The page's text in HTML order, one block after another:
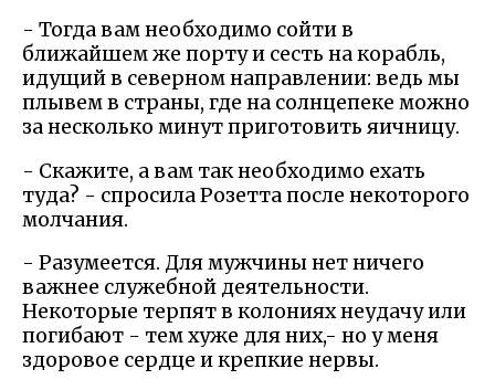
- Тогда вам необходимо сойти в
ближайшем же порту и сесть на корабль,
идущий в северном направлении: ведь мы
плывем в страны, где на солнцепеке можно
за несколько минут приготовить яичницу.
- Скажите, а вам так необходимо ехать
туда? - спросила Розетта после некоторого
молчания.
- Разумеется. Для мужчины нет ничего
важнее служебной деятельности.
Некоторые терпят в колониях неудачу или
погибают - тем хуже для них,- но у меня
здоровое сердце и крепкие нервы.